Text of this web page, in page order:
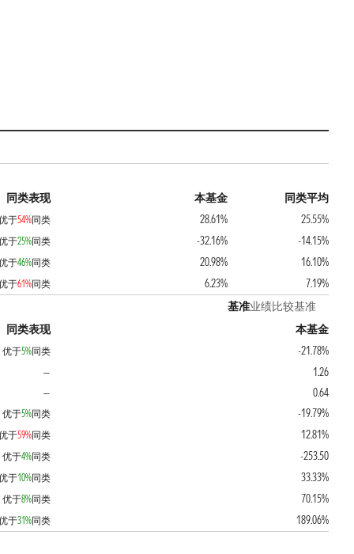
同类表现 本基金
同类平均
于54%同类 28.61%
25.55%
于25%同类 -32.16%
-14.15%
于46%同类 20.98%
16.10%
于61%同类 6.23% 7.19%
基准业绩比较基准
同类表现
本基金
优于5%同类
-21.78%
—
1.26
—
0.64
优于5%同类
-19.79%
于59%同类
12.81%
优于4%同类
-253.50
于10%同类
33.33%
优于8%同类
70.15%
于31%同类 189.06%